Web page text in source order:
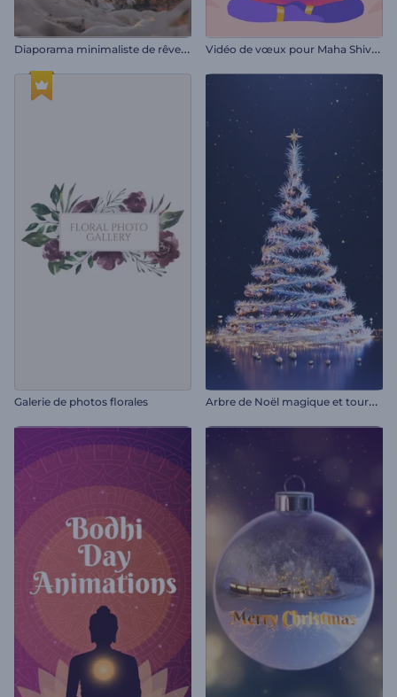
D
iaporama minimaliste de rêveurs V
idéo de vœux pour Maha Shivratri
Galerie de photos florales A
rbre de Noël magique et tournoyant